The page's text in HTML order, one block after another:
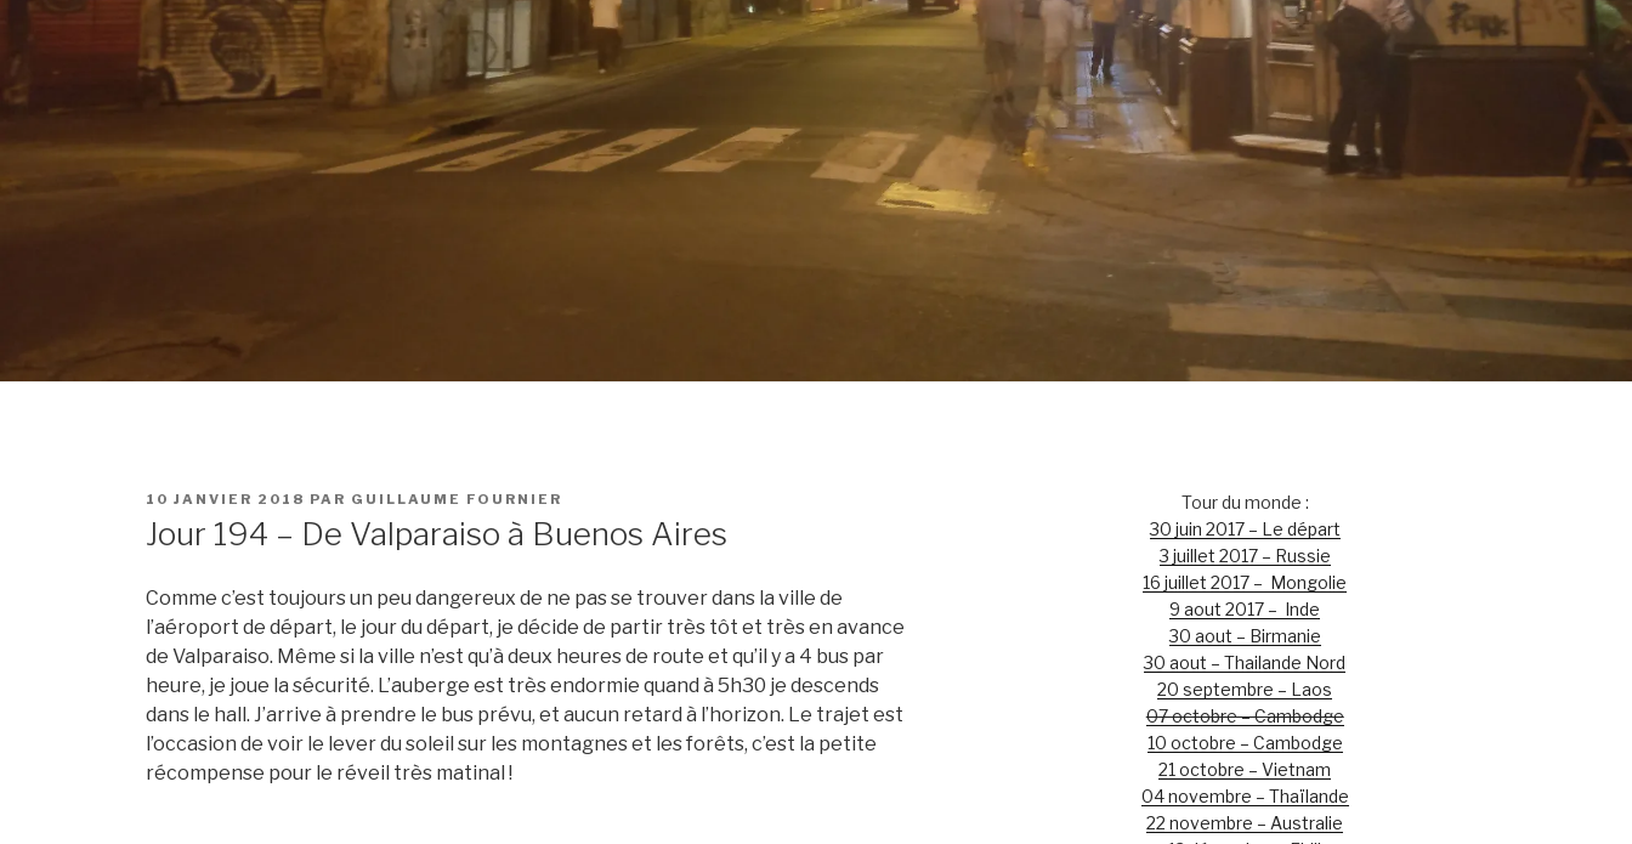
PUBLIÉ
10 JANVIER 2018 PAR GUILLAUME FOURNIER
Jour 194 – De Valparaiso à Buenos Aires
Comme c’est toujours un peu dangereux de ne pas se trouver dans la ville de
l’aéroport de départ, le jour du départ, je décide de partir très tôt et très en avance
de Valparaiso. Même si la ville n’est qu’à deux heures de route et qu’il y a 4 bus par
heure, je joue la sécurité. L’auberge est très endormie quand à 5h30 je descends
dans le hall. J’arrive à prendre le bus prévu, et aucun retard à l’horizon. Le trajet est
l’occasion de voir le lever du soleil sur les montagnes et les forêts, c’est la petite
récompense pour le réveil très matinal !
Tour du monde :
30 juin 2017 – Le départ
3 juillet 2017 – Russie
16 juillet 2017 – Mongolie
9 aout 2017 – Inde
30 aout – Birmanie
30 aout – Thailande Nord
20 septembre – Laos
07 octobre – Cambodge
10 octobre – Cambodge
21 octobre – Vietnam
04 novembre – Thaïlande
22 novembre – Australie